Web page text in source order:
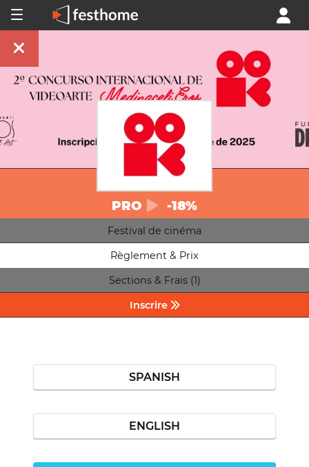
PRO -18%
Festival de cinéma
Règlement & Prix
Sections & Frais (1)
Inscrire
SPANISH
ENGLISH